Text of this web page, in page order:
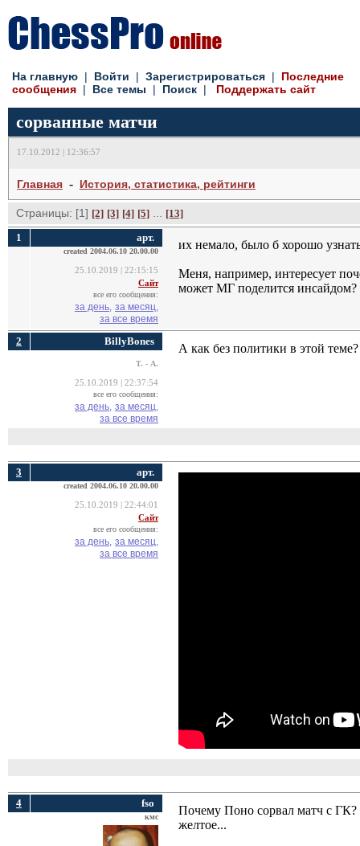
На главную | Войти | Зарегистрироваться | Последние
сообщения | Все темы | Поиск | Поддержать сайт
сорванные матчи
17.10.2012 | 12:36:57
Главная - История, статистика, рейтинги
Страницы: [1] [2] [3] [4] [5]
[13]
1
арт.
created 2004.06.10 20.00.00
25.10.2019 | 22:15:15
Сайт
все его сообщения:
за день, за месяц,
за все время
их немало, было б хорошо
Меня, например, интересует
может МГ поделится
2 BillyBones
Т. - А.
25.10.2019 | 22:37:54
все его сообщения:
за день, за месяц,
за все время
А как без политики в этой теме?
3 арт.
created 2004.06.10 20.00.00
25.10.2019 | 22:44:01
Сайт
все его сообщения:
за день, за месяц,
за все время
4 fso
кмс
Почему Поно сорвал матч с ГК?
желтое...